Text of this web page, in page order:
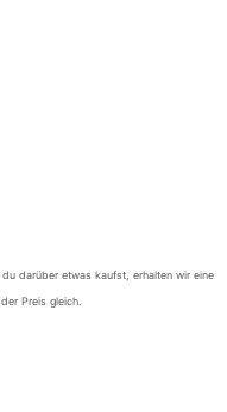
darüber etwas kaufst, erhalten wir eine
Preis gleich.